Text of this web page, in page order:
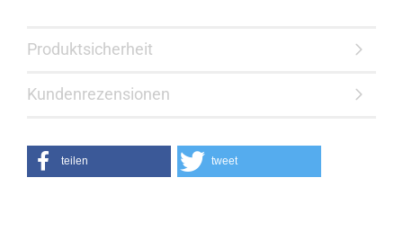
Produktsicherheit
Kundenrezensionen
teilen tweet